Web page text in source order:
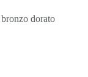
dorato